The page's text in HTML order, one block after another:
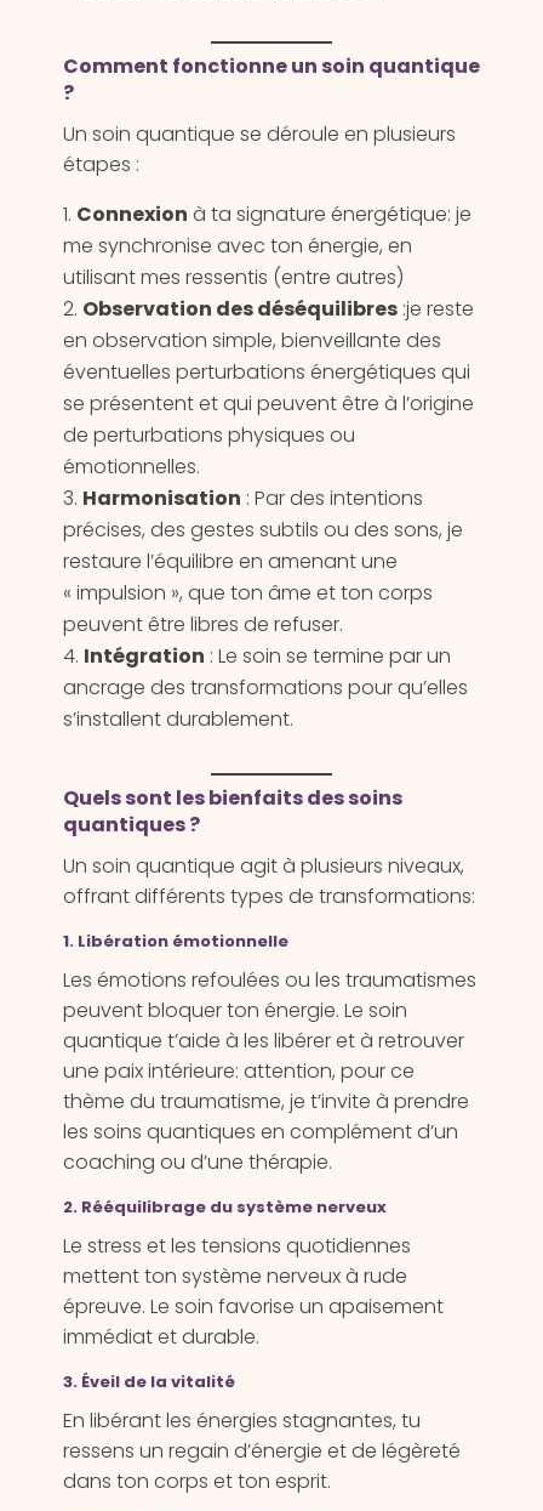
Comment fonctionne un soin quantique
?
Un soin quantique se déroule en plusieurs
étapes :
Connexion à ta signature énergétique: je
me synchronise avec ton énergie, en
utilisant mes ressentis (entre autres)
Observation des déséquilibres:je reste
en observation simple, bienveillante des
éventuelles perturbations énergétiques qui
se présentent et qui peuvent être à l’origine
de perturbations physiques ou
émotionnelles.
Harmonisation : Par des intentions
précises, des gestes subtils ou des sons, je
restaure l’équilibre en amenant une
« impulsion », que ton âme et ton corps
peuvent être libres de refuser.
Intégration : Le soin se termine par un
ancrage des transformations pour qu’elles
s’installent durablement.
Quels sont les bienfaits des soins
quantiques ?
Un soin quantique agit à plusieurs niveaux,
offrant différents types de transformations:
1. Libération émotionnelle
Les émotions refoulées ou les traumatismes
peuvent bloquer ton énergie. Le soin
quantique t’aide à les libérer et à retrouver
une paix intérieure: attention, pour ce
thème du traumatisme, je t’invite à prendre
les soins quantiques en complément d’un
coaching ou d’une thérapie.
2. Rééquilibrage du système nerveux
Le stress et les tensions quotidiennes
mettent ton système nerveux à rude
épreuve. Le soin favorise un apaisement
immédiat et durable.
3. Éveil de la vitalité
En libérant les énergies stagnantes, tu
ressens un regain d’énergie et de légèreté
dans ton corps et ton esprit.